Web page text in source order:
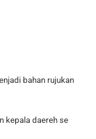
bahan rujukan
kepala daereh se